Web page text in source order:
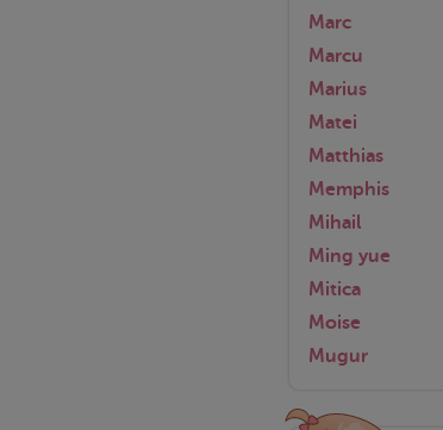
Marc
Marcu
Marius
Matei
Matthias
Memphis
Mihail
Ming yue
Mitica
Moise
Mugur